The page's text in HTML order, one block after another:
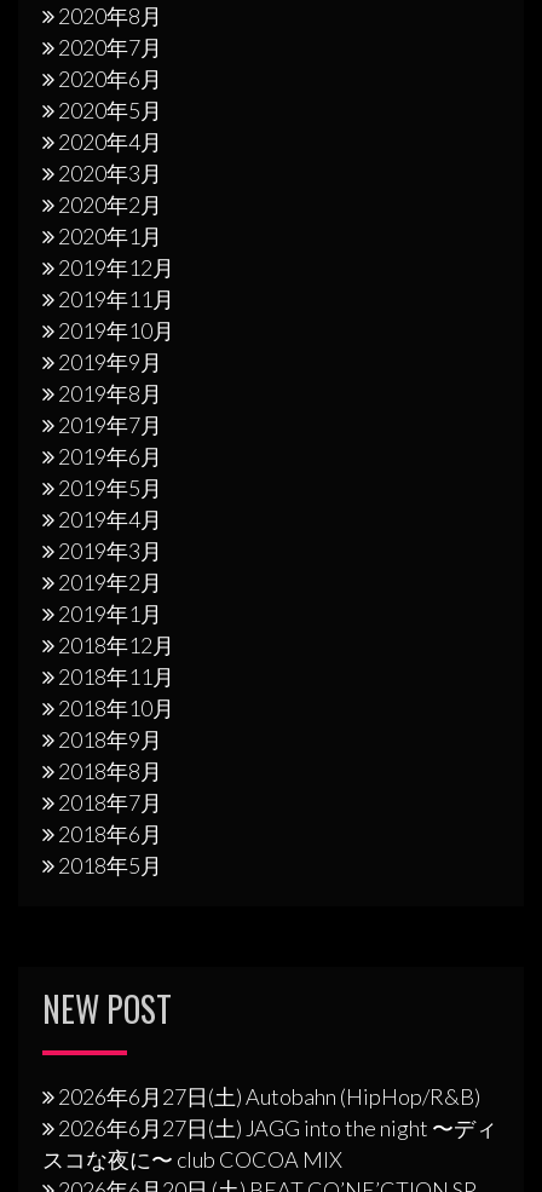
2020年8月
2020年7月
2020年6月
2020年5月
2020年4月
2020年3月
2020年2月
2020年1月
2019年12月
2019年11月
2019年10月
2019年9月
2019年8月
2019年7月
2019年6月
2019年5月
2019年4月
2019年3月
2019年2月
2019年1月
2018年12月
2018年11月
2018年10月
2018年9月
2018年8月
2018年7月
2018年6月
2018年5月
NEW POST
2026年6月27日(土) Autobahn (HipHop/R&B)
2026年6月27日(土) JAGG into the night 〜ディ
スコな夜に〜 club COCOA MIX